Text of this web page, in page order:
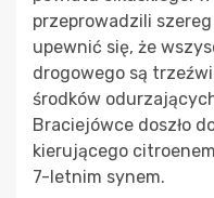
przeprowadzili
upewnić się, że
drogowego są
środków
Braciejówce doszło
kierującego
7-letnim synem.